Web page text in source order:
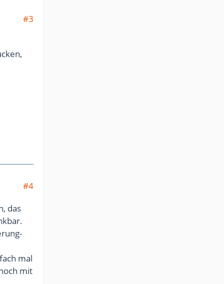
#3
#4
das
mal
mit